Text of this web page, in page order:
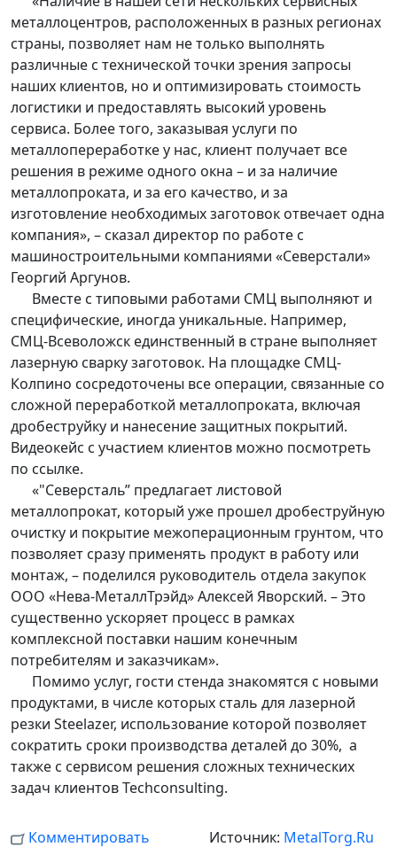
металлоцентров, расположенных в разных регионах
страны, позволяет нам не только выполнять
различные с технической точки зрения запросы
наших клиентов, но и оптимизировать стоимость
логистики и предоставлять высокий уровень
сервиса. Более того, заказывая услуги по
металлопереработке у нас, клиент получает все
решения в режиме одного окна – и за наличие
металлопроката, и за его качество, и за
изготовление необходимых заготовок отвечает одна
компания», – сказал директор по работе с
машиностроительными компаниями «Северстали»
Георгий Аргунов.
Вместе с типовыми работами СМЦ выполняют и
специфические, иногда уникальные. Например,
СМЦ-Всеволожск единственный в стране выполняет
лазерную сварку заготовок. На площадке СМЦ-
Колпино сосредоточены все операции, связанные со
сложной переработкой металлопроката, включая
дробеструйку и нанесение защитных покрытий.
Видеокейс с участием клиентов можно посмотреть
по ссылке.
«"Северсталь” предлагает листовой
металлопрокат, который уже прошел дробеструйную
очистку и покрытие межоперационным грунтом, что
позволяет сразу применять продукт в работу или
монтаж, – поделился руководитель отдела закупок
ООО «Нева-МеталлТрэйд» Алексей Яворский. – Это
существенно ускоряет процесс в рамках
комплексной поставки нашим конечным
потребителям и заказчикам».
Помимо услуг, гости стенда знакомятся с новыми
продуктами, в числе которых сталь для лазерной
резки Steelazer, использование которой позволяет
сократить сроки производства деталей до 30%, а
также с сервисом решения сложных технических
задач клиентов Techconsulting.
Комментировать Источник: MetalTorg.Ru